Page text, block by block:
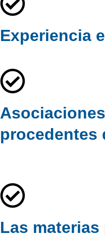
Experiencia
procedentes
Las